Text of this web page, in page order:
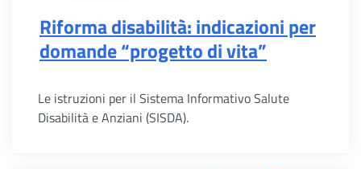
Riforma disabilità: indicazioni per
domande “progetto di vita”
Le istruzioni per il Sistema Informativo Salute
Disabilità e Anziani (SISDA).